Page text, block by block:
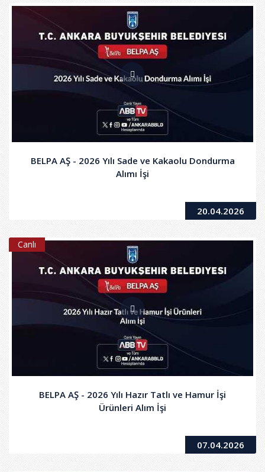
BELPA AŞ - 2026 Yılı Sade ve Kakaolu Dondurma
Alımı İşi
20.04.2026
Canlı
BELPA AŞ - 2026 Yılı Hazır Tatlı ve Hamur İşi
Ürünleri Alım İşi
07.04.2026